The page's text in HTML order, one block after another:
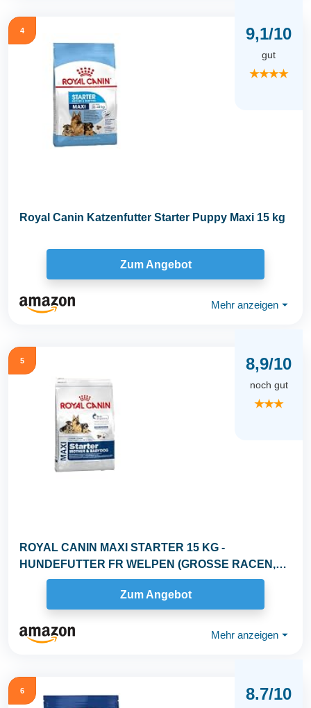
4 9,1/10
gut
★★★★
Royal Canin Katzenfutter Starter Puppy Maxi 15 kg
Zum Angebot
Mehr anzeigen ⏷
5 8,9/10
noch gut
★★★
ROYAL CANIN MAXI STARTER 15 KG -
HUNDEFUTTER FR WELPEN (GROSSE RACEN,
UNTER 2 MONATEN...
Zum Angebot
Mehr anzeigen ⏷
6 8.7/10